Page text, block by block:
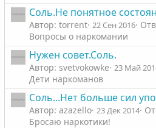
Соль.Не понятное
Автор: torrent 22 Сен 2016
Вопросы о наркомании
Нужен совет.Соль.
Автор: svetvokowke 23 Май
Дети наркоманов
Соль...Нет больше сил
Автор: azazello 23 Дек 2014
Бросаю наркотики!